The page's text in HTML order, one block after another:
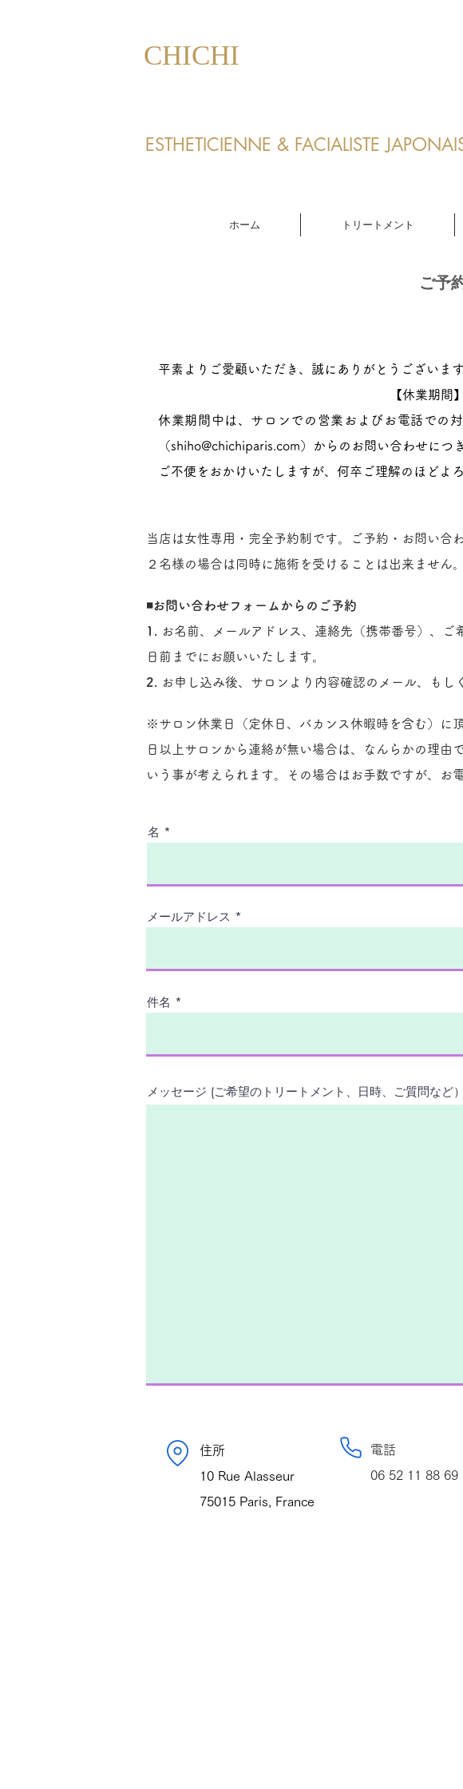
​CHICHI
ESTHETICIENNE & FACIALISTE JAPONAI
ホーム トリートメント
ご予
平素よりご愛顧いただき、誠にありがとうございます
【休業期間
休業期間中は、サロンでの営業およびお電話での
（shiho@chichiparis.com）からのお問い合わせにつ
ご不便をおかけいたしますが、何卒ご理解のほどよ
当店は女性専用・完全予約制です。ご予約・お問い合
２名様の場合は同時に施術を受けることは出来ません
◾️お問い合わせフォームからのご予約
1.
お名前、メールアドレス、連絡先（携帯番号）、
日前までにお願いいたします。
2.
お申し込み後、サロンより内容確認のメール、もし
※サロン休業日（定休日、バカンス休暇時を含む）に
日以上サロンから連絡が無い場合は、なんらかの理由
いう事が考えられます。その場合はお手数ですが、お
名
メールアドレス
件名
メッセージ (ご希望のトリートメント、日時、ご質問など）
​住所
10 Rue Alasseu​​r
75015 Paris, France
電話
06 52 11 88 69